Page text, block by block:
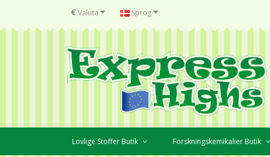
€ Valuta Sprog
Lovlige Stoffer Butik Forskningskemikalier Butik